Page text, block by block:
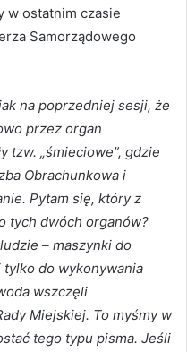
w ostatnim czasie
Samorządowego
na poprzedniej sesji, że
przez organ
tzw. „śmieciowe”, gdzie
Obrachunkowa i
Pytam się, który z
tych dwóch organów?
– maszynki do
tylko do wykonywania
wszczęli
Miejskiej. To myśmy w
tego typu pisma. Jeśli